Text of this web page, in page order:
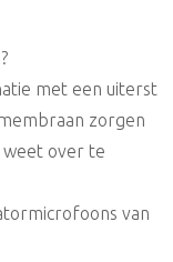
met een uiterst
zorgen
weet over te
van